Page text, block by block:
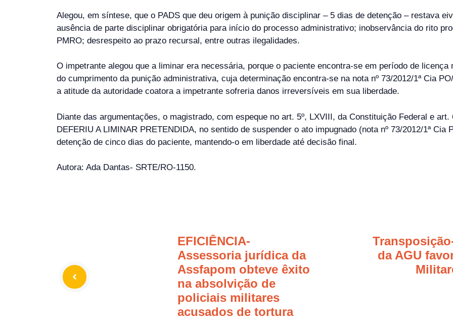
Alegou, em síntese, que o PADS que deu origem à punição disciplinar – 5 dias de detenção – restava
ausência de parte disciplinar obrigatória para início do processo administrativo; inobservância do rito
PMRO; desrespeito ao prazo recursal, entre outras ilegalidades.
O impetrante alegou que a liminar era necessária, porque o paciente encontra-se em período de
do cumprimento da punição administrativa, cuja determinação encontra-se na nota nº 73/2012/1ª Cia
a atitude da autoridade coatora a impetrante sofreria danos irreversíveis em sua liberdade.
Diante das argumentações, o magistrado, com espeque no art. 5º, LXVIII, da Constituição Federal e
DEFERIU A LIMINAR PRETENDIDA, no sentido de suspender o ato impugnado (nota nº 73/2012/1ª Cia
detenção de cinco dias do paciente, mantendo-o em liberdade até decisão final.
Autora: Ada Dantas- SRTE/RO-1150.
EFICIÊNCIA-
Assessoria jurídica da
Assfapom obteve êxito
na absolvição de
policiais militares
acusados de tortura
da AGU